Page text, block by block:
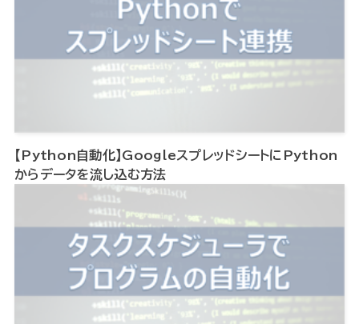
【Python自動化】GoogleスプレッドシートにPython
からデータを流し込む方法